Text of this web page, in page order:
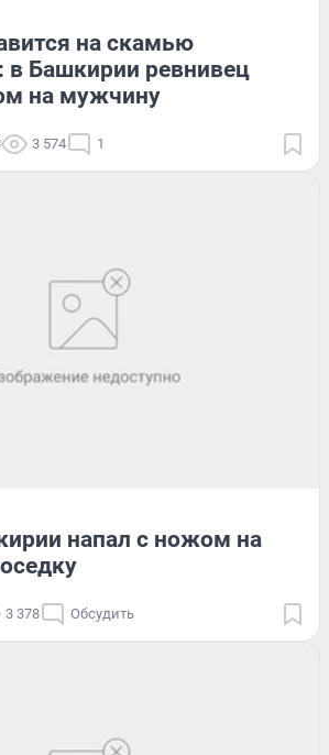
на скамью
в Башкирии ревнивец
на мужчину
3 574 1
напал с ножом на
3 378 Обсудить